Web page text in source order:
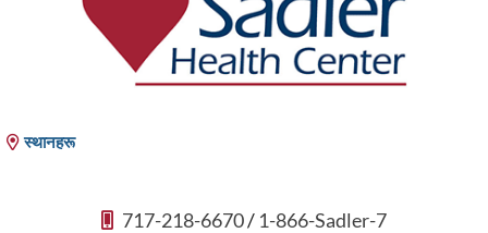
स्थानहरू
717-218-6670/ 1-866-Sadler-7